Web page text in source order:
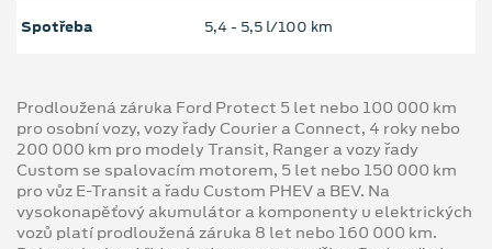
Spotřeba 5,4 ‐ 5,5 l/100 km
Prodloužená záruka Ford Protect 5 let nebo 100 000 km
pro osobní vozy, vozy řady Courier a Connect, 4 roky nebo
200 000 km pro modely Transit, Ranger a vozy řady
Custom se spalovacím motorem, 5 let nebo 150 000 km
pro vůz E-Transit a řadu Custom PHEV a BEV. Na
vysokonapěťový akumulátor a komponenty u elektrických
vozů platí prodloužená záruka 8 let nebo 160 000 km.